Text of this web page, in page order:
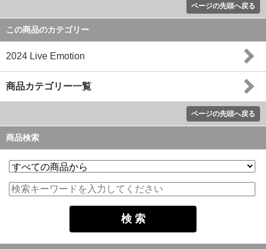
ページの先頭へ戻る
この商品のカテゴリー
2024 Live Emotion
商品カテゴリー一覧
ページの先頭へ戻る
商品検索